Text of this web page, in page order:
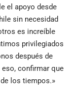
el apoyo desde
sin necesidad
es increíble
privilegiados
después de
confirmar que
los tiempos.»